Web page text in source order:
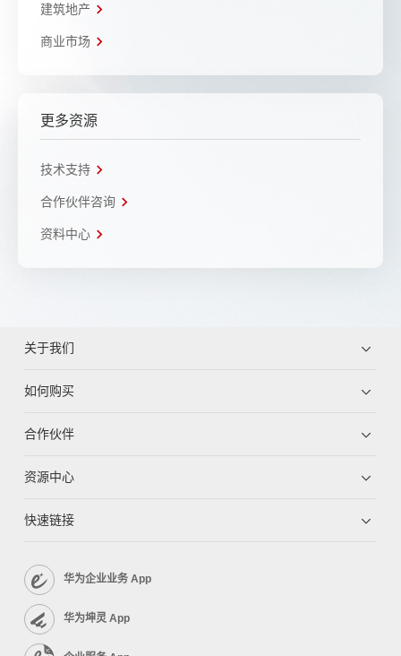
建筑地产
商业市场
更多资源
技术支持
合作伙伴咨询
资料中心
关于我们
如何购买
合作伙伴
资源中心
快速链接
华为企业业务 App
华为坤灵 App